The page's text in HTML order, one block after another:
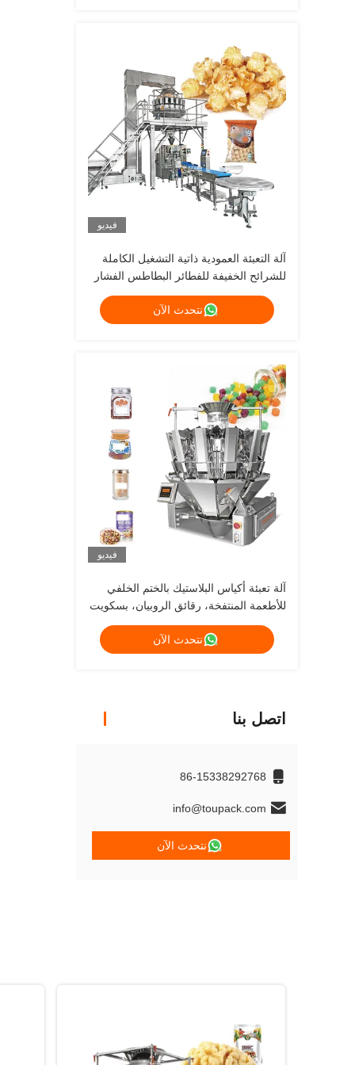
فيديو
آلة التعبئة العمودية ذاتية التشغيل الكاملة
للشرائح الخفيفة للفطائر البطاطس الفشار
الجمبرى النيتروجين معدات تعبئة رقائق
الجمبرى
نتحدث الآن
فيديو
آلة تعبئة أكياس البلاستيك بالختم الخلفي
للأطعمة المنتفخة، رقائق الروبيان، بسكويت
الحلوى الأوتوماتيكية
نتحدث الآن
اتصل بنا
86-15338292768
info@toupack.com
نتحدث الآن